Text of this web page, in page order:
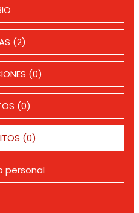
(2)
(0)
(0)
(0)
personal